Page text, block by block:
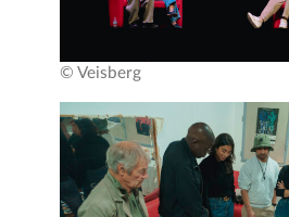
© Veisberg